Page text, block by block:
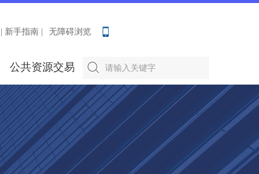
| 新手指南 | 无障碍浏览
公共资源交易